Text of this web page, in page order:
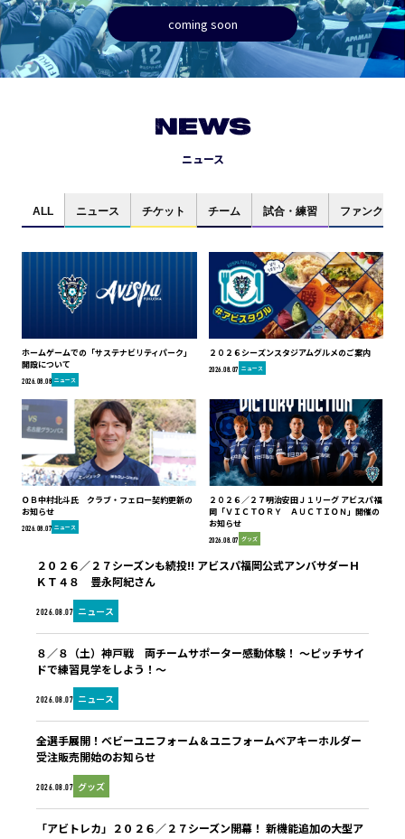
coming soon
NEWS
ニュース
ALL ニュース チケット チーム 試合・練習 ファンクラブ
ホームゲームでの「サステナビリティパーク」
開設について
2026.08.08 ニュース
２０２６シーズンスタジアムグルメのご案内
2026.08.07 ニュース
ＯＢ中村北斗氏 クラブ・フェロー契約更新の
お知らせ
2026.08.07 ニュース
２０２６／２７明治安田Ｊ１リーグ アビスパ福
岡「ＶＩＣＴＯＲＹ ＡＵＣＴＩＯＮ」開催の
お知らせ
2026.08.07 グッズ
2026.08.07 ニュース
２０２６／２７シーズンも続投!! アビスパ福岡公式アンバサダーＨ
ＫＴ４８ 豊永阿紀さん
2026.08.07 ニュース
８／８（土）神戸戦 両チームサポーター感動体験！ ～ピッチサイ
ドで練習見学をしよう！～
2026.08.07 グッズ
全選手展開！ベビーユニフォーム＆ユニフォームベアキーホルダー
受注販売開始のお知らせ
「アビトレカ」２０２６／２７シーズン開幕！ 新機能追加の大型ア